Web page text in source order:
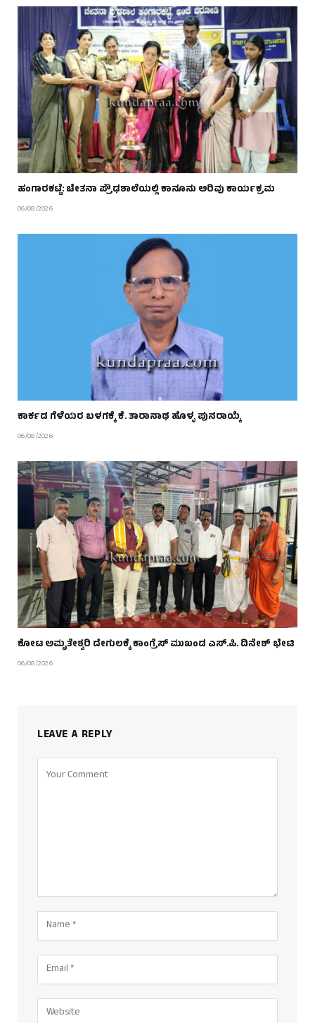
ಹಂಗಾರಕಟ್ಟೆ: ಚೇತನಾ ಪ್ರೌಢಶಾಲೆಯಲ್ಲಿ ಕಾನೂನು ಅರಿವು ಕಾರ್ಯಕ್ರಮ
06/08/2026
ಕಾರ್ಕಡ ಗೆಳೆಯರ ಬಳಗಕ್ಕೆ ಕೆ. ತಾರಾನಾಥ ಹೊಳ್ಳ ಪುನರಾಯ್ಕೆ
06/08/2026
ಕೋಟ ಅಮೃತೇಶ್ವರಿ ದೇಗುಲಕ್ಕೆ ಕಾಂಗ್ರೆಸ್ ಮುಖಂಡ ಎಸ್.ಪಿ. ದಿನೇಶ್ ಭೇಟಿ
06/08/2026
LEAVE A REPLY